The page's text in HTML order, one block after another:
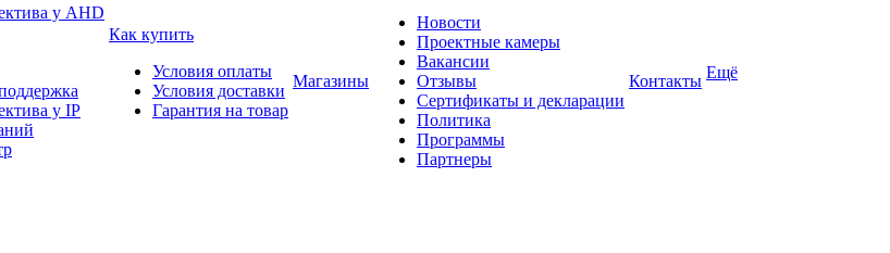
у AHD
у IP
Как купить
Условия оплаты
Условия доставки
Гарантия на товар
Магазины
Новости
Проектные камеры
Вакансии
Отзывы
Сертификаты и декларации
Политика
Программы
Партнеры
Контакты Ещё